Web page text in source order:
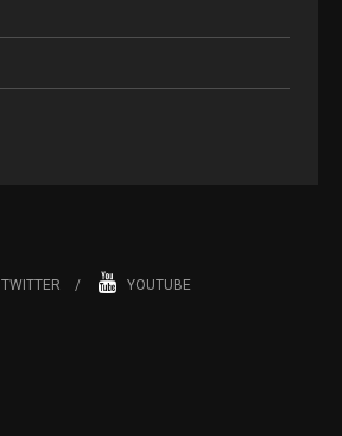
TWITTER YOUTUBE